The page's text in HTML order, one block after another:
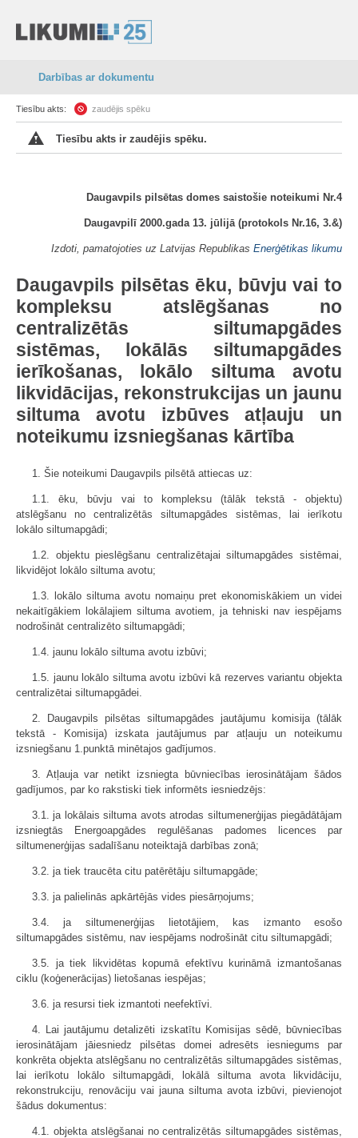
Darbības ar dokumentu
Tiesību akts: zaudējis spēku
Tiesību akts ir zaudējis spēku.
Daugavpils pilsētas domes saistošie noteikumi Nr.4
Daugavpilī 2000.gada 13. jūlijā (protokols Nr.16, 3.&)
Izdoti, pamatojoties uz Latvijas Republikas Enerģētikas likumu
Daugavpils pilsētas ēku, būvju vai to
kompleksu atslēgšanas no
centralizētās siltumapgādes
sistēmas, lokālās siltumapgādes
ierīkošanas, lokālo siltuma avotu
likvidācijas, rekonstrukcijas un jaunu
siltuma avotu izbūves atļauju un
noteikumu izsniegšanas kārtība
1. Šie noteikumi Daugavpils pilsētā attiecas uz:
1.1. ēku, būvju vai to kompleksu (tālāk tekstā - objektu)
atslēgšanu no centralizētās siltumapgādes sistēmas, lai ierīkotu
lokālo siltumapgādi;
1.2. objektu pieslēgšanu centralizētajai siltumapgādes sistēmai,
likvidējot lokālo siltuma avotu;
1.3. lokālo siltuma avotu nomaiņu pret ekonomiskākiem un videi
nekaitīgākiem lokālajiem siltuma avotiem, ja tehniski nav iespējams
nodrošināt centralizēto siltumapgādi;
1.4. jaunu lokālo siltuma avotu izbūvi;
1.5. jaunu lokālo siltuma avotu izbūvi kā rezerves variantu objekta
centralizētai siltumapgādei.
2. Daugavpils pilsētas siltumapgādes jautājumu komisija (tālāk
tekstā - Komisija) izskata jautājumus par atļauju un noteikumu
izsniegšanu 1.punktā minētajos gadījumos.
3. Atļauja var netikt izsniegta būvniecības ierosinātājam šādos
gadījumos, par ko rakstiski tiek informēts iesniedzējs:
3.1. ja lokālais siltuma avots atrodas siltumenerģijas piegādātājam
izsniegtās Energoapgādes regulēšanas padomes licences par
siltumenerģijas sadalīšanu noteiktajā darbības zonā;
3.2. ja tiek traucēta citu patērētāju siltumapgāde;
3.3. ja palielinās apkārtējās vides piesārņojums;
3.4. ja siltumenerģijas lietotājiem, kas izmanto esošo
siltumapgādes sistēmu, nav iespējams nodrošināt citu siltumapgādi;
3.5. ja tiek likvidētas kopumā efektīvu kurināmā izmantošanas
ciklu (koģenerācijas) lietošanas iespējas;
3.6. ja resursi tiek izmantoti neefektīvi.
4. Lai jautājumu detalizēti izskatītu Komisijas sēdē, būvniecības
ierosinātājam jāiesniedz pilsētas domei adresēts iesniegums par
konkrēta objekta atslēgšanu no centralizētās siltumapgādes sistēmas,
lai ierīkotu lokālo siltumapgādi, lokālā siltuma avota likvidāciju,
rekonstrukciju, renovāciju vai jauna siltuma avota izbūvi, pievienojot
šādus dokumentus:
4.1. objekta atslēgšanai no centralizētās siltumapgādes sistēmas,